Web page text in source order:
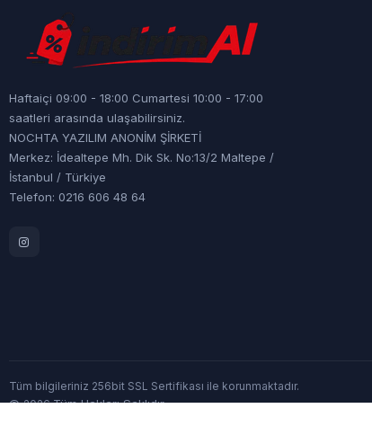
Haftaiçi 09:00 - 18:00 Cumartesi 10:00 - 17:00
saatleri arasında ulaşabilirsiniz.
NOCHTA YAZILIM ANONİM ŞİRKETİ
Merkez: İdealtepe Mh. Dik Sk. No:13/2 Maltepe /
İstanbul / Türkiye
Telefon: 0216 606 48 64
Tüm bilgileriniz 256bit SSL Sertifikası ile korunmaktadır.
©2026Tüm Hakları Saklıdır